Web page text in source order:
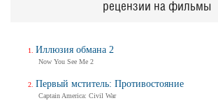
рецензии на фильмы
Иллюзия обмана 2
Now You See Me 2
Первый мститель: Противостояние
Captain America: Civil War